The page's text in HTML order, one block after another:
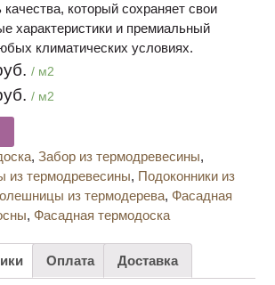
качества, который сохраняет свои
характеристики и премиальный
климатических условиях.
/ м2
/ м2
,Забор из термодревесины,
термодревесины, Подоконники из
из термодерева, Фасадная
, Фасадная термодоска
Оплата Доставка